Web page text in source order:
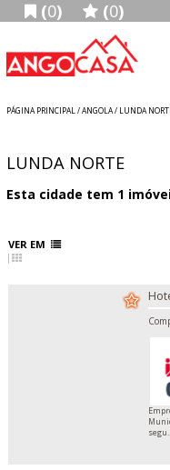
(0) (0)
PÁGINA PRINCIPAL /ANGOLA/ LUNDA
LUNDA NORTE
Esta cidade tem 1
VER EM